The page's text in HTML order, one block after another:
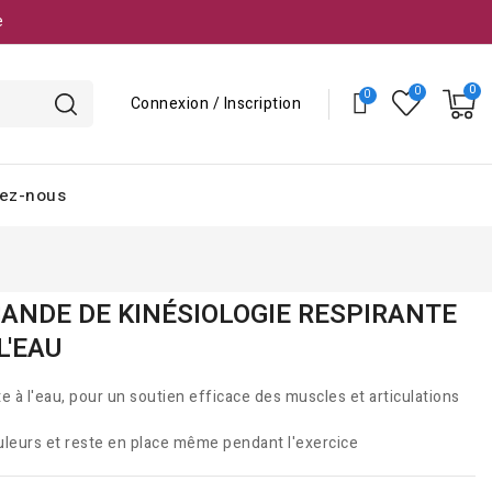
Connexion / Inscription
nous
DE KINÉSIOLOGIE RESPIRANTE
l'eau, pour un soutien efficace des muscles et articulations
et reste en place même pendant l'exercice